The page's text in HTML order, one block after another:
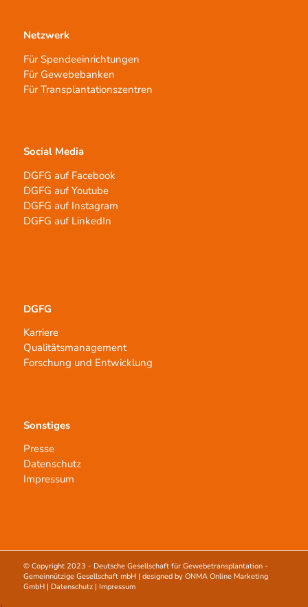
Netzwerk
Für Spendeeinrichtungen
Für Gewebebanken
Für Transplantationszentren
Social Media
DGFG auf Facebook
DGFG auf Youtube
DGFG auf Instagram
DGFG auf LinkedIn
DGFG
Karriere
Qualitätsmanagement
Forschung und Entwicklung
Sonstiges
Presse
Datenschutz
Impressum
© Copyright 2023 - Deutsche Gesellschaft für Gewebetransplantation -
Gemeinnützige Gesellschaft mbH| designed by ONMA Online Marketing
GmbH| Datenschutz| Impressum